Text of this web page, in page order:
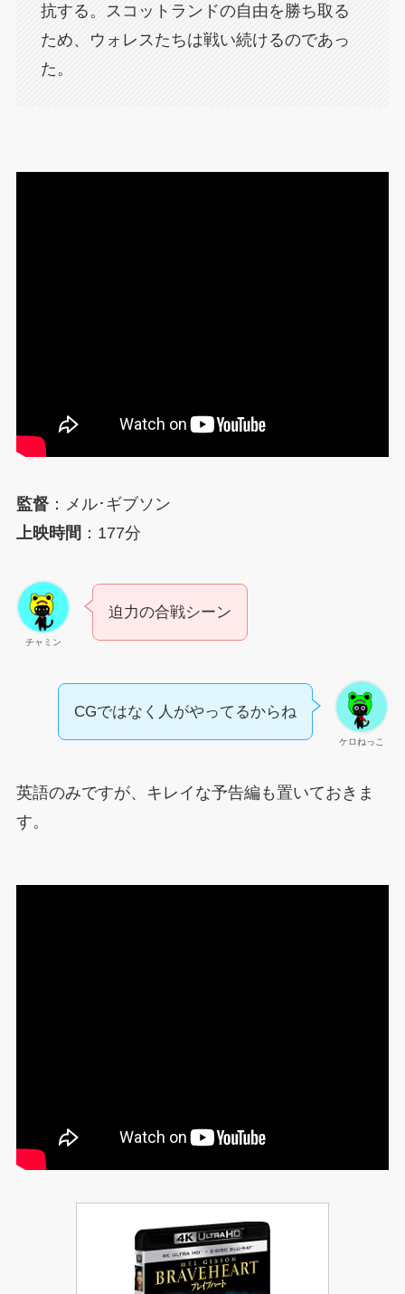
抗する。スコットランドの自由を勝ち取る
ため、ウォレスたちは戦い続けるのであっ
た。
監督：メル･ギブソン
上映時間 ：177分
チャミン
迫力の合戦シーン
ケロねっこ
CGではなく人がやってるからね
英語のみですが、キレイな予告編も置いておきま
す。